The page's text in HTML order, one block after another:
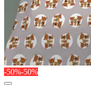
-50%-50%